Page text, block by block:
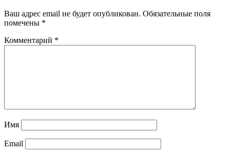
Ваш адрес email не будет опубликован. Обязательные поля
помечены *
Комментарий *
Имя
Email